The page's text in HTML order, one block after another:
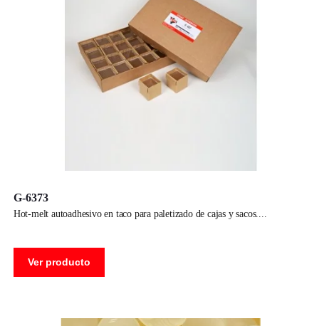
G-6373
hot-melt autoadhesivo en taco para paletizado de cajas y sacos.
Ver producto